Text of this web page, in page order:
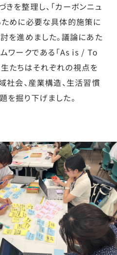
を整理し、「カーボンニュ
ために必要な具体的施策に
を進めました。議論にあた
ワークである「As is / To
生たちはそれぞれの視点を
社会、産業構造、生活習慣
を掘り下げました。